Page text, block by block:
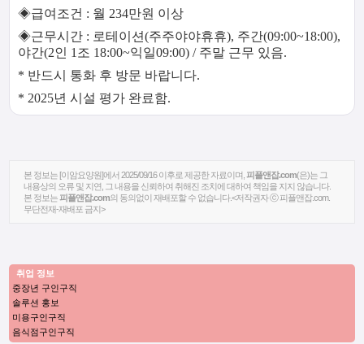
◈급여조건 : 월 234만원 이상
◈근무시간 : 로테이션(주주야야휴휴), 주간(09:00~18:00),
야간(2인 1조 18:00~익일09:00) / 주말 근무 있음.
* 반드시 통화 후 방문 바랍니다.
* 2025년 시설 평가 완료함.
본 정보는 [이암요양원]에서 2025/09/16 이후로 제공한 자료이며, 피플앤잡.com(은)는 그
내용상의 오류 및 지연, 그 내용을 신뢰하여 취해진 조치에 대하여 책임을 지지 않습니다.
본 정보는피플앤잡.com의 동의없이 재배포할 수 없습니다.<저작권자 ⓒ 피플앤잡.com.
무단전재-재배포 금지>
취업 정보
중장년 구인구직
솔루션 홍보
미용구인구직
음식점구인구직